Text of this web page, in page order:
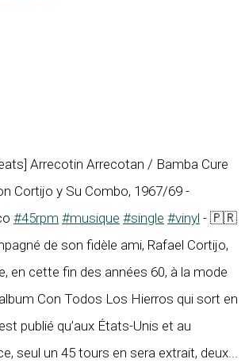
Arrecotin Arrecotan / Bamba Cure
Cortijo y Su Combo, 1967/69 -
#45rpm #musique #single #vinyl - 🇵🇷
de son fidèle ami, Rafael Cortijo,
en cette fin des années 60, à la mode
Con Todos Los Hierros qui sort en
publié qu’aux États-Unis et au
seul un 45 tours en sera extrait, deux...